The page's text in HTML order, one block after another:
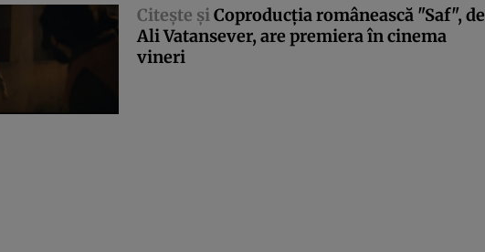
Citeşte şiCoproducţia românească "Saf", de
Ali Vatansever, are premiera în cinema
vineri